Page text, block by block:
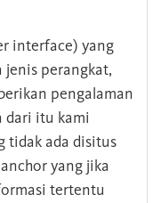
interface) yang
jenis perangkat,
pengalaman
dari itu kami
tidak ada disitus
yang jika
tertentu